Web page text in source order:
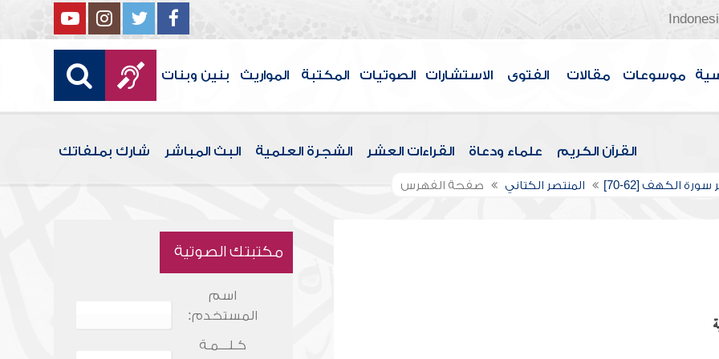
موسوعات مقالات الفتوى الاستشارات الصوتيات المكتبة المواريث بنين وبنات
القرآن الكريم علماء ودعاة القراءات العشر الشجرة العلمية البث المباشر شارك بملفاتك
الكهف [62-70] المنتصر الكتاني صفحة الفهرس
مكتبتك الصوتية
اسم
المستخدم:
كـلـــمـة